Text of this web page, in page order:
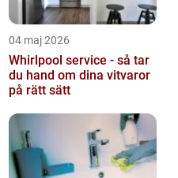
04 maj 2026
Whirlpool service - så tar
du hand om dina vitvaror
på rätt sätt